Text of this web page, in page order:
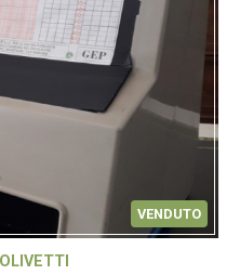
VENDUTO